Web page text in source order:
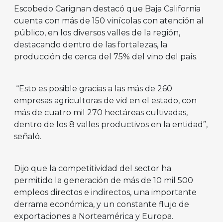
Escobedo Carignan destacó que Baja California
cuenta con más de 150 vinícolas con atención al
público, en los diversos valles de la región,
destacando dentro de las fortalezas, la
producción de cerca del 75% del vino del país.
“Esto es posible gracias a las más de 260
empresas agricultoras de vid en el estado, con
más de cuatro mil 270 hectáreas cultivadas,
dentro de los 8 valles productivos en la entidad”,
señaló.
Dijo que la competitividad del sector ha
permitido la generación de más de 10 mil 500
empleos directos e indirectos, una importante
derrama económica, y un constante flujo de
exportaciones a Norteamérica y Europa.